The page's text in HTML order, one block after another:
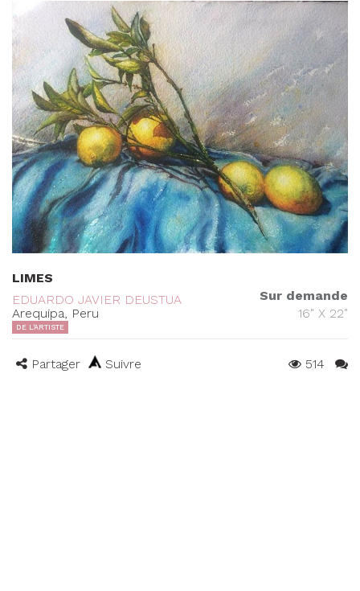
LIMES
EDUARDO JAVIER DEUSTUA
Arequipa, Peru
Sur demande
16" X 22"
DE L'ARTISTE
Partager Suivre 514